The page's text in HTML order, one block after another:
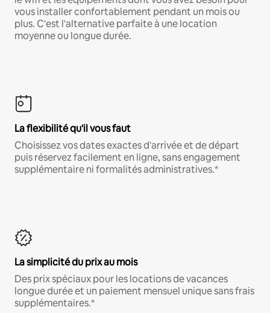
vous installer confortablement pendant un mois ou
plus. C'est l'alternative parfaite à une location
moyenne ou longue durée.
La flexibilité qu'il vous faut
Choisissez vos dates exactes d'arrivée et de départ
puis réservez facilement en ligne, sans engagement
supplémentaire ni formalités administratives.*
La simplicité du prix au mois
Des prix spéciaux pour les locations de vacances
longue durée et un paiement mensuel unique sans frais
supplémentaires.*